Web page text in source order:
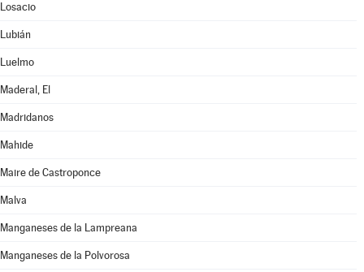
Losacio
Lubián
Luelmo
Maderal, El
Madridanos
Mahide
Maire de Castroponce
Malva
Manganeses de la Lampreana
Manganeses de la Polvorosa